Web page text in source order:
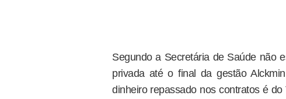
Segundo a Secretária de Saúde não
privada até o final da gestão
dinheiro repassado nos contratos é